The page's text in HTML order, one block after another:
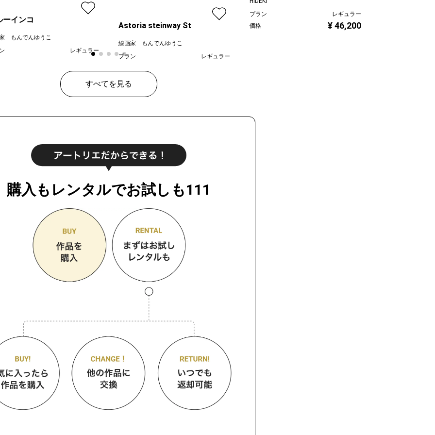
ーインコ
もんでんゆうこ
レギュラー
¥ 80,000
Astoria steinway St
線画家 もんでんゆうこ
プラン
レギュラー
プラン
レギュラー
価格
¥ 46,200
すべてを見る
購入もレンタルでお試しも111